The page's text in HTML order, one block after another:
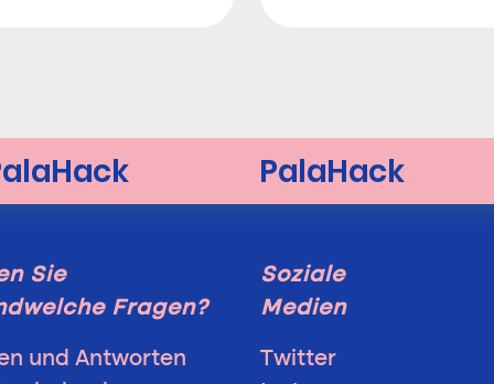
Sie
Fragen?
und Antworten
Soziale
Medien
Twitter